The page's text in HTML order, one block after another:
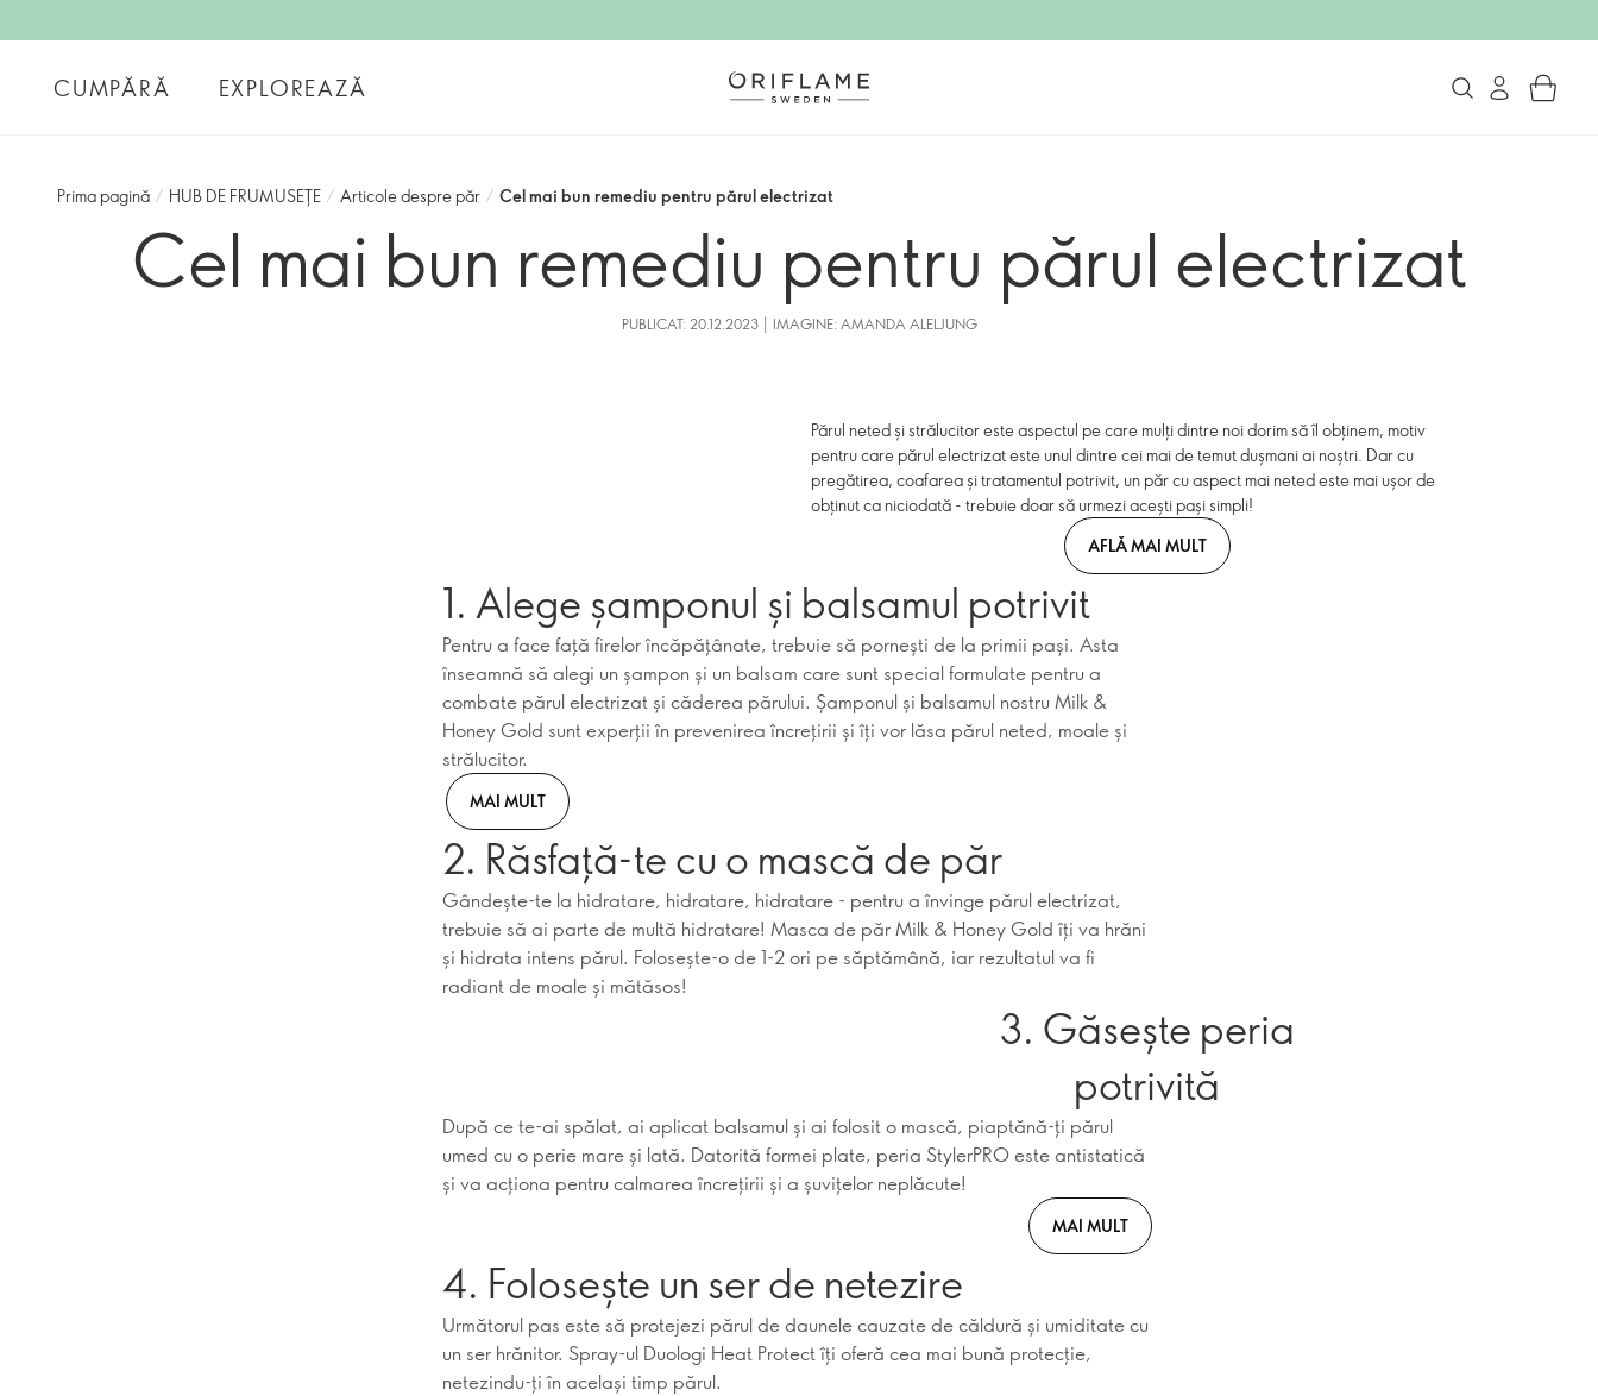
CUMPĂRĂ EXPLOREAZĂ
Prima pagină / HUB DE FRUMUSEȚE / Articole despre păr / Cel mai bun remediu pentru părul electrizat
Cel mai bun remediu pentru părul electrizat
PUBLICAT: 20.12.2023 | IMAGINE: AMANDA ALELJUNG
Părul neted și strălucitor este aspectul pe care mulți dintre noi dorim să îl obținem, motiv
pentru care părul electrizat este unul dintre cei mai de temut dușmani ai noștri. Dar cu
pregătirea, coafarea și tratamentul potrivit, un păr cu aspect mai neted este mai ușor de
obținut ca niciodată - trebuie doar să urmezi acești pași simpli!
AFLĂ MAI MULT
1. Alege șamponul și balsamul potrivit
Pentru a face față firelor încăpățânate, trebuie să pornești de la primii pași. Asta
înseamnă să alegi un șampon și un balsam care sunt special formulate pentru a
combate părul electrizat și căderea părului. Șamponul și balsamul nostru Milk &
Honey Gold sunt experții în prevenirea încrețirii și îți vor lăsa părul neted, moale și
strălucitor.
MAI MULT
2. Răsfață-te cu o mască de păr
Gândește-te la hidratare, hidratare, hidratare - pentru a învinge părul electrizat,
trebuie să ai parte de multă hidratare! Masca de păr Milk & Honey Gold îți va hrăni
și hidrata intens părul. Folosește-o de 1-2 ori pe săptămână, iar rezultatul va fi
radiant de moale și mătăsos!
3. Găsește peria
potrivită
După ce te-ai spălat, ai aplicat balsamul și ai folosit o mască, piaptănă-ți părul
umed cu o perie mare și lată. Datorită formei plate, peria StylerPRO este antistatică
și va acționa pentru calmarea încrețirii și a șuvițelor neplăcute!
MAI MULT
4. Folosește un ser de netezire
Următorul pas este să protejezi părul de daunele cauzate de căldură și umiditate cu
un ser hrănitor. Spray-ul Duologi Heat Protect îți oferă cea mai bună protecție,
netezindu-ți în același timp părul.